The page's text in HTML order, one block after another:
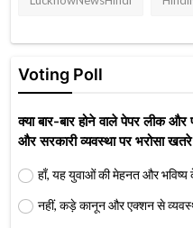
Voting Poll
क्या बार-बार होने वाले पेपर लीक और
और सरकारी व्यवस्था पर भरोसा
हाँ, यह युवाओं की मेहनत और
नहीं, कड़े कानून और एक्शन से